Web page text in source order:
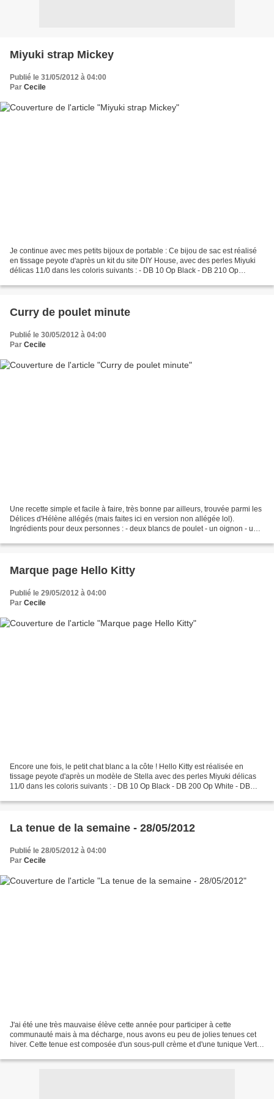
Miyuki strap Mickey
Publié le 31/05/2012 à 04:00
Par Cecile
Je continue avec mes petits bijoux de portable : Ce bijou de sac est réalisé
en tissage peyote d'après un kit du site DIY House, avec des perles Miyuki
délicas 11/0 dans les coloris suivants : - DB 10 Op Black - DB 210 Op
Curry de poulet minute
Publié le 30/05/2012 à 04:00
Par Cecile
Une recette simple et facile à faire, très bonne par ailleurs, trouvée parmi les
Délices d'Hélène allégés (mais faites ici en version non allégée lol).
Ingrédients pour deux personnes : - deux blancs de poulet - un oignon - une
Marque page Hello Kitty
Publié le 29/05/2012 à 04:00
Par Cecile
Encore une fois, le petit chat blanc a la côte ! Hello Kitty est réalisée en
tissage peyote d'après un modèle de Stella avec des perles Miyuki délicas
11/0 dans les coloris suivants : - DB 10 Op Black - DB 200 Op White - DB
La tenue de la semaine - 28/05/2012
Publié le 28/05/2012 à 04:00
Par Cecile
J'ai été une très mauvaise élève cette année pour participer à cette
communauté mais à ma décharge, nous avons eu peu de jolies tenues cet
hiver. Cette tenue est composée d'un sous-pull crème et d'une tunique Vert